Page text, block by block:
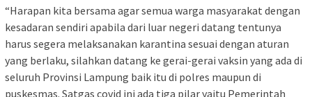
“Harapan kita bersama agar semua warga masyarakat dengan
kesadaran sendiri apabila dari luar negeri datang tentunya
harus segera melaksanakan karantina sesuai dengan aturan
yang berlaku, silahkan datang ke gerai-gerai vaksin yang ada di
seluruh Provinsi Lampung baik itu di polres maupun di
puskesmas. Satgas covid ini ada tiga pilar yaitu Pemerintah